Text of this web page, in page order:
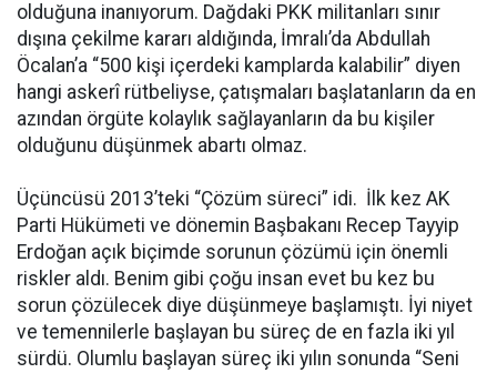
olduğuna inanıyorum. Dağdaki PKK militanları sınır
dışına çekilme kararı aldığında, İmralı’da Abdullah
Öcalan’a “500 kişi içerdeki kamplarda kalabilir” diyen
hangi askerî rütbeliyse, çatışmaları başlatanların da en
azından örgüte kolaylık sağlayanların da bu kişiler
olduğunu düşünmek abartı olmaz.
Üçüncüsü 2013’teki “Çözüm süreci” idi. İlk kez AK
Parti Hükümeti ve dönemin Başbakanı Recep Tayyip
Erdoğan açık biçimde sorunun çözümü için önemli
riskler aldı. Benim gibi çoğu insan evet bu kez bu
sorun çözülecek diye düşünmeye başlamıştı. İyi niyet
ve temennilerle başlayan bu süreç de en fazla iki yıl
sürdü. Olumlu başlayan süreç iki yılın sonunda “Seni